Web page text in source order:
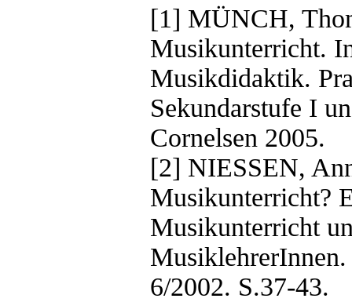
[1] MÜNCH,
Musikunterricht.
Musikdidaktik.
Sekundarstufe I
Cornelsen 2005.
[2] NIESSEN,
Musikunterricht?
Musikunterricht
6/2002. S.37-43.